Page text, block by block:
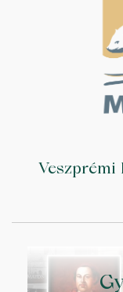
Veszprémi